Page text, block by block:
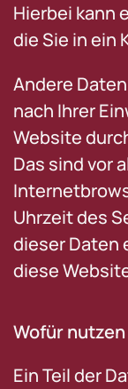
Hierbei kann
die Sie in ein
Andere
nach Ihrer
Website
Das sind vor
Uhrzeit des
dieser Daten
diese
Wofür
Ein Teil der